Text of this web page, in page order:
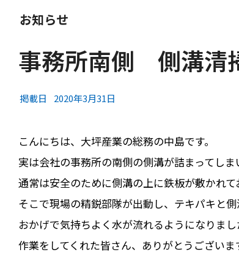
お知らせ
事務所南側 側溝清
掲載日 2020年3月31日
こんにちは、大坪産業の総務の中島です。
実は会社の事務所の南側の側溝が詰まってし
通常は安全のために側溝の上に鉄板が敷かれ
そこで現場の精鋭部隊が出動し、テキパキと
おかげで気持ちよく水が流れるようになりまし
作業をしてくれた皆さん、ありがとうござい